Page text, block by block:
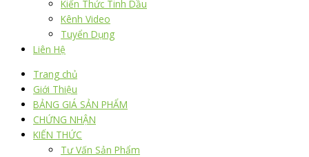
Kiến Thức Tinh Dầu
Kênh Video
Tuyển Dụng
Liên Hệ
Trang chủ
Giới Thiệu
BẢNG GIÁ SẢN PHẨM
CHỨNG NHẬN
KIẾN THỨC
Tư Vấn Sản Phẩm